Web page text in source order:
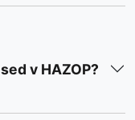
v HAZOP?